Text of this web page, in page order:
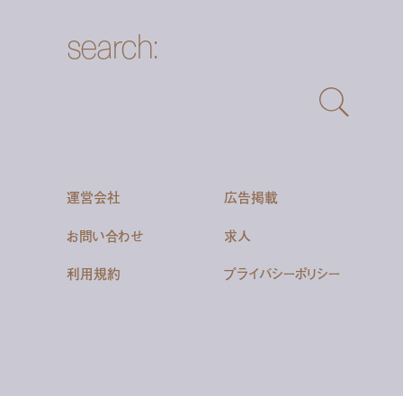
search:
運営会社
広告掲載
お問い合わせ
求人
利用規約 プライバシーポリシー